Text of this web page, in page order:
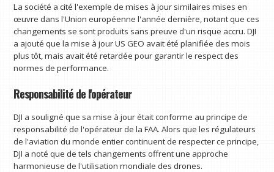
La société a cité l'exemple de mises à jour similaires mises en
œuvre dans l'Union européenne l'année dernière, notant que ces
changements se sont produits sans preuve d'un risque accru. DJI
a ajouté que la mise à jour US GEO avait été planifiée des mois
plus tôt, mais avait été retardée pour garantir le respect des
normes de performance.
Responsabilité de l'opérateur
DJI a souligné que sa mise à jour était conforme au principe de
responsabilité de l'opérateur de la FAA. Alors que les régulateurs
de l'aviation du monde entier continuent de respecter ce principe,
DJI a noté que de tels changements offrent une approche
harmonieuse de l'utilisation mondiale des drones.